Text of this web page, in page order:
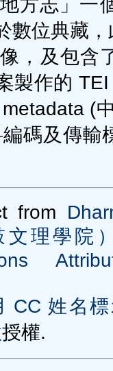
方志」一
數位典藏
，及包含
製作的
(
碼及傳輸
from
文理學院
CC 姓名
授權.